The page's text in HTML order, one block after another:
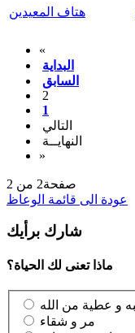
هتاف المعيدين
«
البداية
السابق
2
1
التالي
النهايــة
»
صفحة2 من 2
عودة الى قائمة الوعاظ
شارك برأيك
ماذا تعنى لك الحياة؟